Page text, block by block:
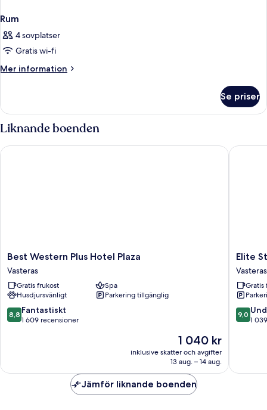
Rum
4 sovplatser
Gratis wi-fi
Mer information
Mer
Se priser
Liknande boenden
Best
Western
Plus
Hotel
Plaza
Vasteras
Best Western Plus Hotel Plaza
Vasteras
Gratis frukost
Spa
Husdjursvänligt
Parkering tillgänglig
8.8
av
8,8 Fantastiskt
1 609 recensioner
Priset
är
1 040 kr
1 040 kr
inklusive skatter och avgifter
13 aug. – 14 aug.
Best Western Plus Hotel Plaza
Elite
Västerås
Vasteras
Elite
Vasteras
Gratis
9.0
av
9,0
1
Elite
Jämför liknande boenden